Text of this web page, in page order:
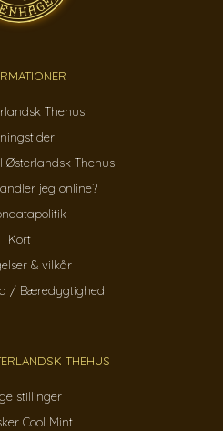
Thehus
Østerlandsk Thehus
jeg online?
Kort
& vilkår
/ Bæredygtighed
THEHUS
stillinger
Cool Mint